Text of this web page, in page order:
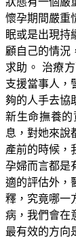
懷孕期間嚴重
眠或是出現持
顧自己的情況
求助。 治療
支援當事人，
夠的人手去協
新生命撫養
息，對她來說
產前的時候，
孕婦而言都是
適的評估外，
釋，究竟哪一
病，我們會在
最有效的方向